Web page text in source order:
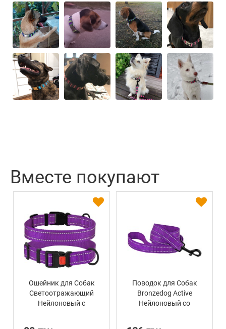
Вместе покупают
Ошейник для Собак
Светоотражающий
Нейлоновый с
Поводок для Собак
Bronzedog Active
Нейлоновый со